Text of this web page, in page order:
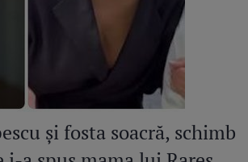
și fosta soacră, schimb